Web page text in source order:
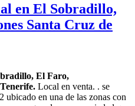
en El Sobradillo,
Santa Cruz de
El Faro,
Local en venta. . se
ubicado en una de las zonas con